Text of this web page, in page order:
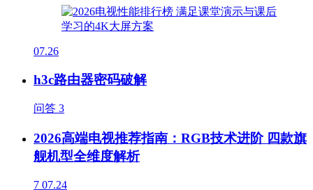
07.26
h3c路由器密码破解
问答 3
2026高端电视推荐指南：RGB技术进阶 四款旗
舰机型全维度解析
7 07.24